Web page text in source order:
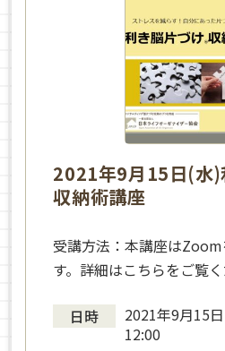
2021年9月15日(水)
収納術講座
受講方法：本講座は
す。詳細はこちらをご覧く
日時
2021年9月15
12:00